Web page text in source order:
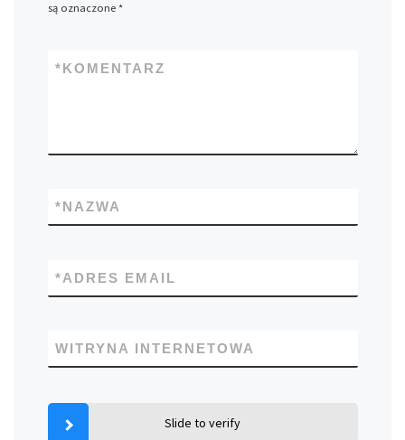
są oznaczone *
KOMENTARZ
*
NAZWA
*
ADRES EMAIL
*
WITRYNA INTERNETOWA
Slide to verify